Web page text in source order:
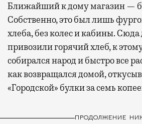
Ближайший к дому магазин —
Собственно, это был лишь
хлеба, без колес и кабины.
привозили горячий хлеб, к
собирался народ и быстро все
как возвращался домой,
«Городской» булки за семь
ПРОДОЛЖЕНИЕ